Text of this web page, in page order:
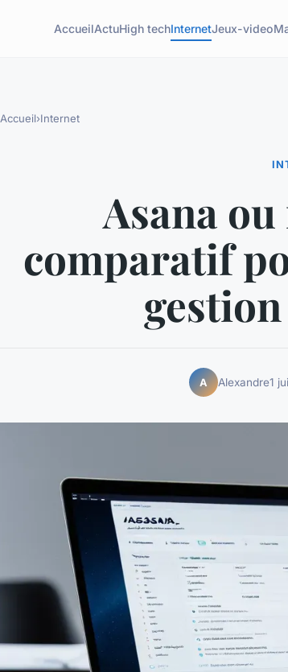
AccueilActuHigh techInternetJeux-video
Accueil›Internet
Asana
comparatif
A Alexandre1